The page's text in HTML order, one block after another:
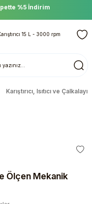
%5 İndirim
Karıştırıcı, Isıtıcı ve
Ölçen Mekanik